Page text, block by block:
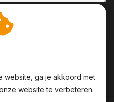
website, ga je akkoord met
website te verbeteren.